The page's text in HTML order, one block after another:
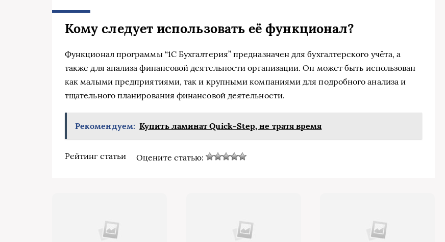
Кому следует использовать её функционал?
Функционал программы “1С Бухгалтерия” предназначен для бухгалтерского учёта, а
также для анализа финансовой деятельности организации. Он может быть использован
как малыми предприятиями, так и крупными компаниями для подробного анализа и
тщательного планирования финансовой деятельности.
Рекомендуем: Купить ламинат Quick-Step, не тратя время
Рейтинг статьи Оцените статью: